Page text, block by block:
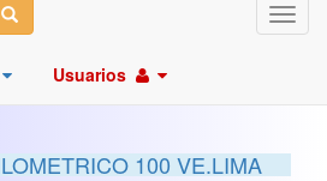
Usuarios
100 VE.LIMA